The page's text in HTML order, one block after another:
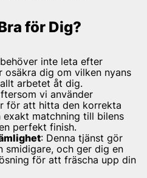
för Dig?
inte leta efter
osäkra dig om vilken nyans
arbetet åt dig.
vi använder
för att hitta den korrekta
matchning till bilens
perfekt finish.
: Denna tjänst gör
smidigare, och ger dig en
för att fräscha upp din